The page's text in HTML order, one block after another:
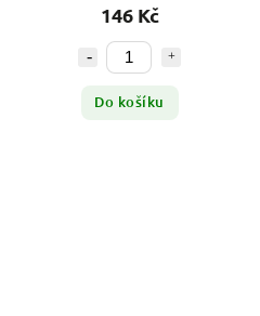
146 Kč
Do košíku